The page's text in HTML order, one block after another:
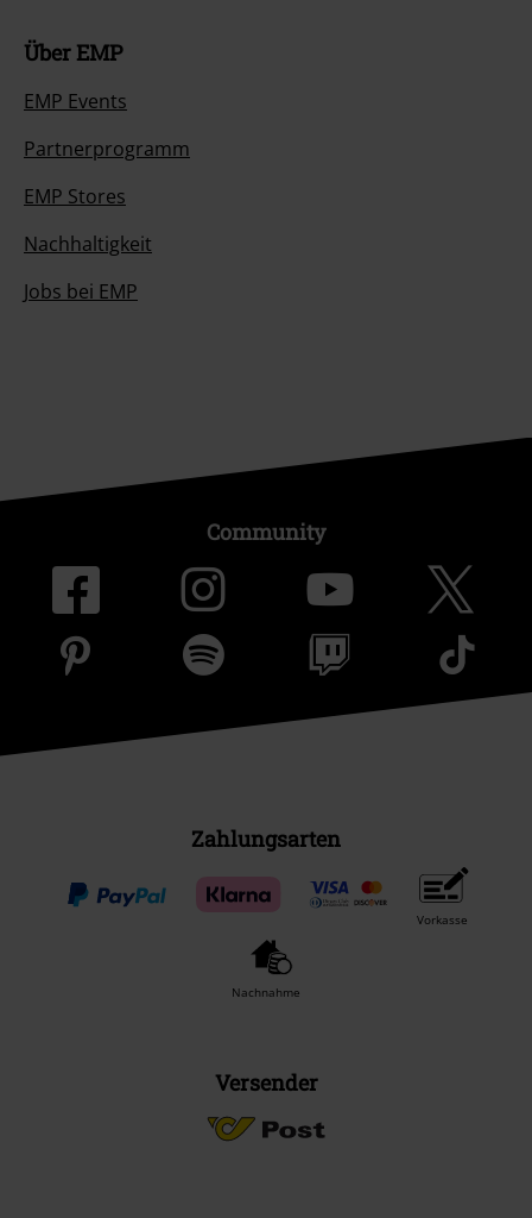
Über EMP
EMP Events
Partnerprogramm
EMP Stores
Nachhaltigkeit
Jobs bei EMP
Community
Zahlungsarten
Vorkasse
Nachnahme
Versender